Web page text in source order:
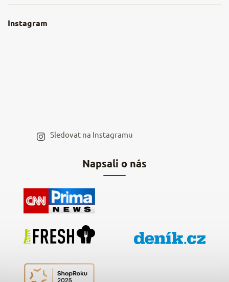
Obchodní podmínky
Nejčastější dotazy
Napsali o nás
Instagram
Sledovat na Instagramu
Hodnocení obchodu